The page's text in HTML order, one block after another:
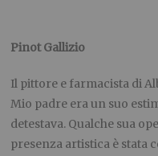
Pinot Gallizio
Il pittore e farmacista di
Mio padre era un suo
detestava. Qualche sua
presenza artistica è stata